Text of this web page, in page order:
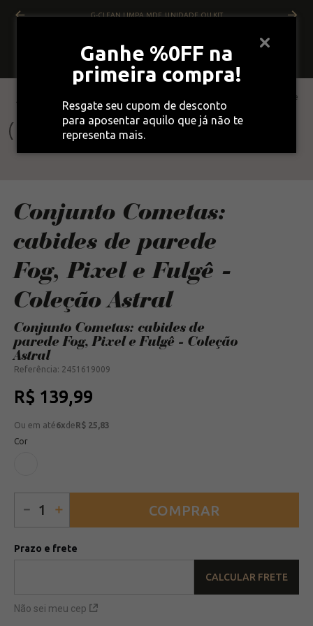
Ganhe %0FF na
primeira compra!
Resgate seu cupom de desconto
para aposentar aquilo que já não te
representa mais.
G-CLEAN LIMPA MDF, UNIDADE OU KIT
Design
Conjunto Cometas: cabides de parede
Fog, Pixel e Fulgê - Coleção Astral
Conjunto Cometas:
cabides de parede
Fog, Pixel e Fulgê -
Coleção Astral
Conjunto Cometas: cabides de
parede Fog, Pixel e Fulgê - Coleção
Astral
Referência: 2451619009
R$ 139,99
Ou em até6xdeR$ 25,83
Cor
＋
－ COMPRAR
não sei meu cep
CALCULAR FRETE